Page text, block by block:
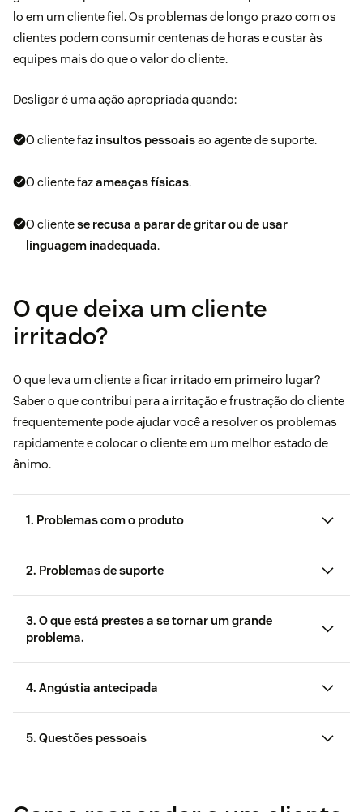
lo em um cliente fiel. Os problemas de longo prazo com os
clientes podem consumir centenas de horas e custar às
equipes mais do que o valor do cliente.
Desligar é uma ação apropriada quando:
O cliente faz insultos pessoaisao agente de suporte.
O cliente fazameaças físicas.
O clientese recusa a parar de gritar ou de usar
linguagem inadequada.
O que deixa um cliente
irritado?
O que leva um cliente a ficar irritado em primeiro lugar?
Saber o que contribui para a irritação e frustração do cliente
frequentemente pode ajudar você a resolver os problemas
rapidamente e colocar o cliente em um melhor estado de
ânimo.
1. Problemas com o produto
2. Problemas de suporte
3. O que está prestes a se tornar um grande
problema.
4. Angústia antecipada
5. Questões pessoais